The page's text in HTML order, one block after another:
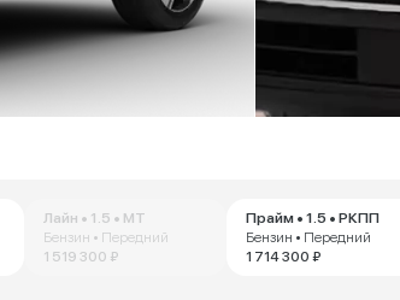
Лайн • 1.5 • MT
Бензин • Передний
1 519 300 ₽
Прайм • 1.5 • РКПП
Бензин • Передний
1 714 300 ₽